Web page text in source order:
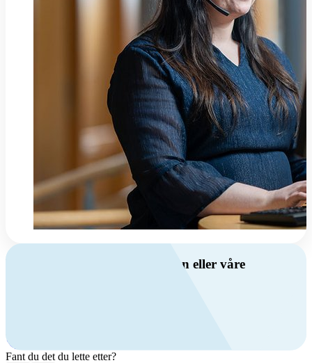
Har du spørsmål om ventilasjon eller våre
Kontakt oss
Fant du det du lette etter?